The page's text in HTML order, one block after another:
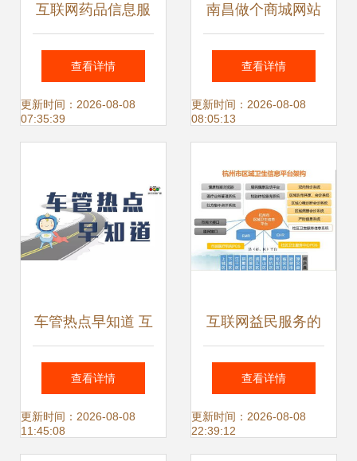
互联网药品信息服
务资格证（非经营
性）办理全指南
查看详情
更新时间：2026-08-08
07:35:39
南昌做个商城网站
多少钱？解析南昌
网页开发公司的价
查看详情
更新时间：2026-08-08
08:05:13
车管热点早知道 互
联网+政务服务新
风向，打造智慧车
查看详情
更新时间：2026-08-08
11:45:08
互联网益民服务的
杭州样本 如何以信
息服务普惠市民
查看详情
更新时间：2026-08-08
22:39:12